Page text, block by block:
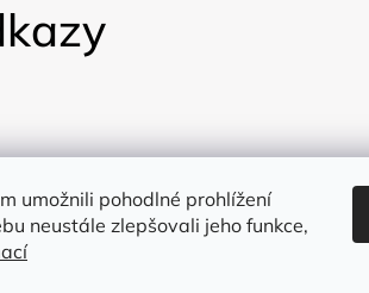
umožnili pohodlné prohlížení
neustále zlepšovali jeho funkce,